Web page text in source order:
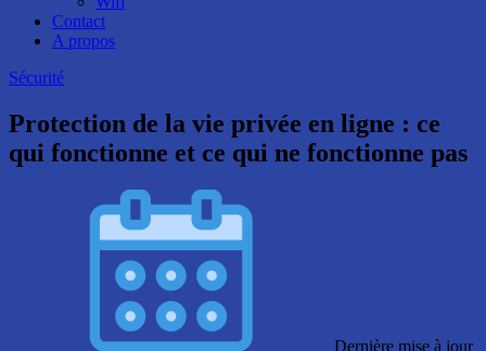
Contact
A propos
Sécurité
Protection de la vie privée en ligne : ce
qui fonctionne et ce qui ne fonctionne pas
Dernière mise à jour